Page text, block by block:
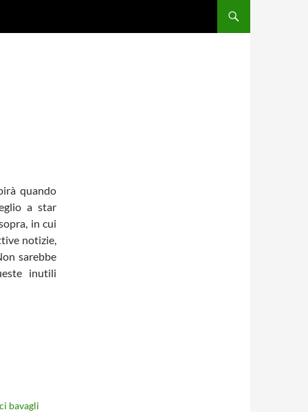
quando
a star
in cui
notizie,
sarebbe
inutili
bavagli